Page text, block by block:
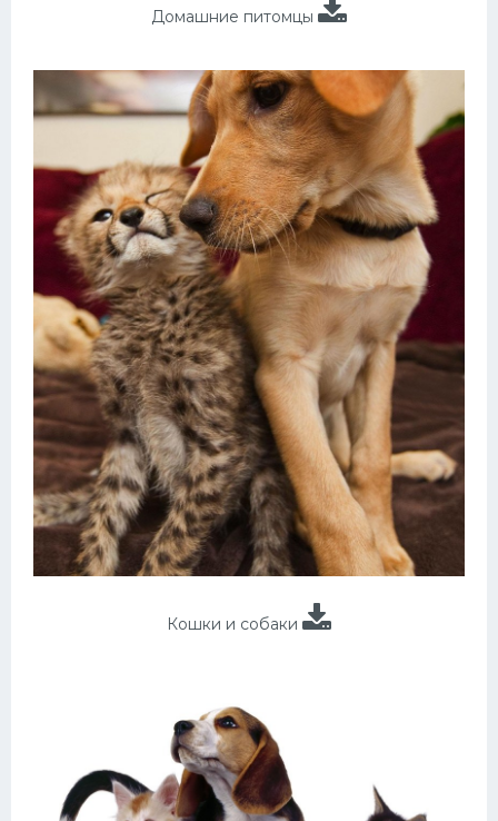
Домашние питомцы
Кошки и собаки